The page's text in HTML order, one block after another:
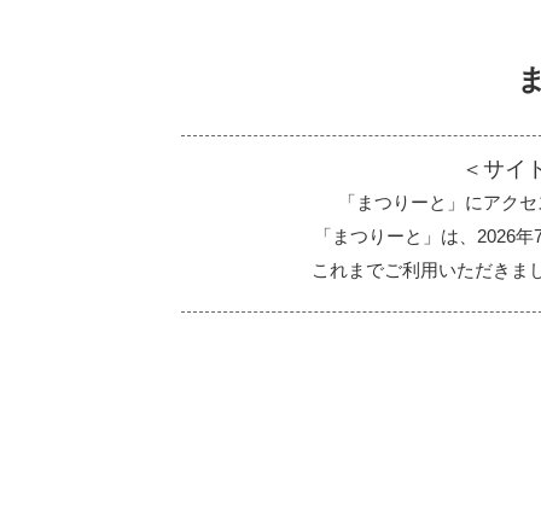
＜サイ
「まつりーと」にアク
「まつりーと」は、2026
これまでご利用いただきま